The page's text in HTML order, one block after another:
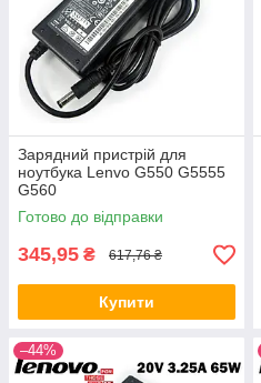
Зарядний пристрій для
ноутбука Lenvo G550 G5555
G560
Готово до відправки
345,95 ₴ 617,76 ₴
Купити
–44%